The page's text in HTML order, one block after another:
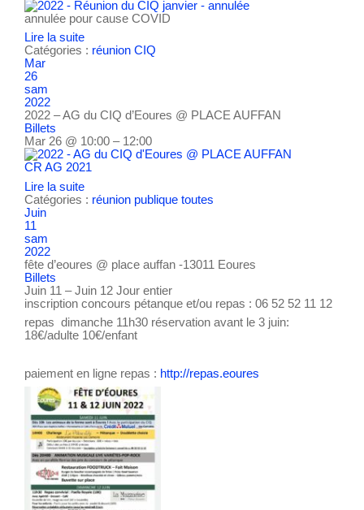
annulée pour cause COVID
Lire la suite
Catégories : réunion CIQ
Mar
26
sam
2022
2022 – AG du CIQ d’Eoures @ PLACE AUFFAN
Billets
Mar 26 @ 10:00 – 12:00
CR AG 2021
Lire la suite
Catégories : réunion publique toutes
Juin
11
sam
2022
fête d’eoures @ place auffan -13011 Eoures
Billets
Juin 11 – Juin 12 Jour entier
inscription concours pétanque et/ou repas : 06 52 52 11 12
repas dimanche 11h30 réservation avant le 3 juin:
18€/adulte 10€/enfant
paiement en ligne repas : http://repas.eoures